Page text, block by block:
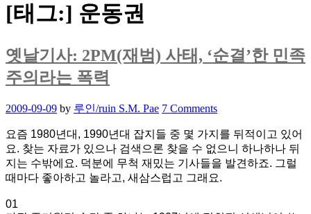
[태그:] 운동권
옛날기사: 2PM(재범) 사태, ‘순결’한 민족
주의라는 폭력
Posted
2009-09-09 by 루인/ruin S.M. Pae 7 Comments
요즘 1980년대, 1990년대 잡지들 중 몇 가지를 뒤적이고 있어
요. 찾는 자료가 있으나 검색으론 찾을 수 없으니 하나하나 뒤
지는 수밖에요. 덕분에 무척 재밌는 기사들을 발견하죠. 그럴
때마다 좋아하고 놀라고, 새삼스럽고 그래요.
01